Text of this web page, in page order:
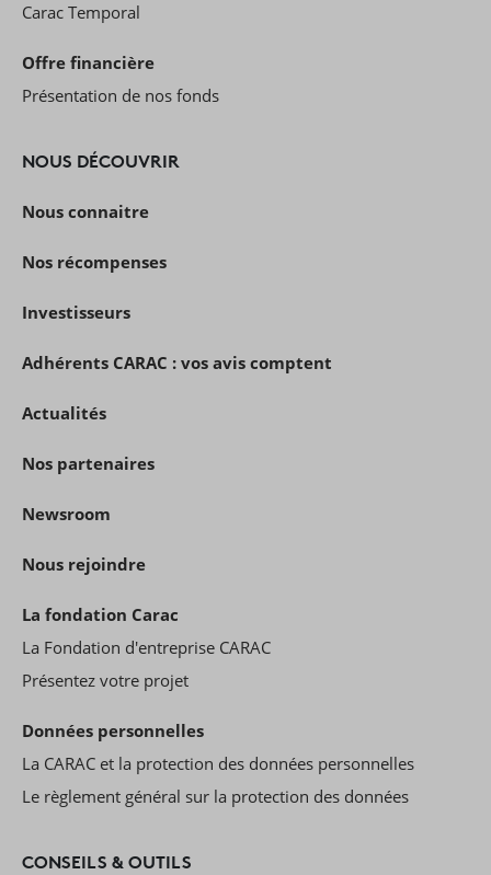
Carac Temporal
Offre financière
Présentation de nos fonds
NOUS DÉCOUVRIR
Nous connaitre
Nos récompenses
Investisseurs
Adhérents CARAC : vos avis comptent
Actualités
Nos partenaires
Newsroom
Nous rejoindre
La fondation Carac
La Fondation d'entreprise CARAC
Présentez votre projet
Données personnelles
La CARAC et la protection des données personnelles
Le règlement général sur la protection des données
CONSEILS & OUTILS